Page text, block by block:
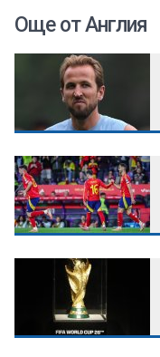
Още от Англия